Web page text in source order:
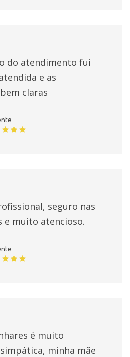
do atendimento fui
e as
claras
seguro nas
e muito atencioso.
é muito
minha mãe